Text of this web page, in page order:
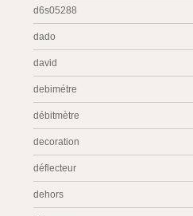
d6s05288
dado
david
debimétre
débitmètre
decoration
déflecteur
dehors